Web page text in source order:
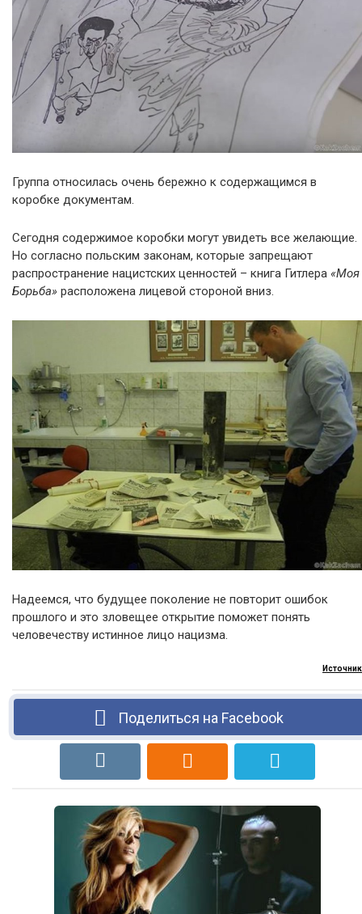
Группа относилась очень бережно к содержащимся в
коробке документам.
Сегодня содержимое коробки могут увидеть все желающие.
Но согласно польским законам, которые запрещают
распространение нацистских ценностей – книга Гитлера «Моя
Борьба» расположена лицевой стороной вниз.
Надеемся, что будущее поколение не повторит ошибок
прошлого и это зловещее открытие поможет понять
человечеству истинное лицо нацизма.
Источник
Поделиться на Facebook